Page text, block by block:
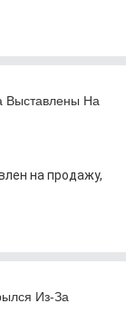
Выставлены На
на продажу,
Из-За